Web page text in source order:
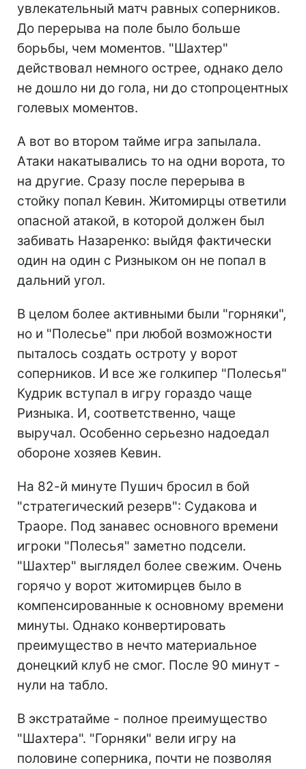
увлекательный матч равных соперников.
До перерыва на поле было больше
борьбы, чем моментов. "Шахтер"
действовал немного острее, однако дело
не дошло ни до гола, ни до стопроцентных
голевых моментов.
А вот во втором тайме игра запылала.
Атаки накатывались то на одни ворота, то
на другие. Сразу после перерыва в
стойку попал Кевин. Житомирцы ответили
опасной атакой, в которой должен был
забивать Назаренко: выйдя фактически
один на один с Ризныком он не попал в
дальний угол.
В целом более активными были "горняки",
но и "Полесье" при любой возможности
пыталось создать остроту у ворот
соперников. И все же голкипер "Полесья"
Кудрик вступал в игру гораздо чаще
Ризныка. И, соответственно, чаще
выручал. Особенно серьезно надоедал
обороне хозяев Кевин.
На 82-й минуте Пушич бросил в бой
"стратегический резерв": Судакова и
Траоре. Под занавес основного времени
игроки "Полесья" заметно подсели.
"Шахтер" выглядел более свежим. Очень
горячо у ворот житомирцев было в
компенсированные к основному времени
минуты. Однако конвертировать
преимущество в нечто материальное
донецкий клуб не смог. После 90 минут -
нули на табло.
В экстратайме - полное преимущество
"Шахтера". "Горняки" вели игру на
половине соперника, почти не позволяя